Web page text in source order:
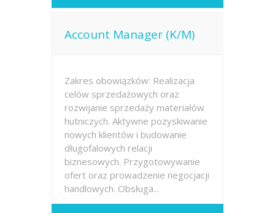
Account Manager (K/M)
Zakres obowiązków: Realizacja
celów sprzedażowych oraz
rozwijanie sprzedaży materiałów
hutniczych. Aktywne pozyskiwanie
nowych klientów i budowanie
długofalowych relacji
biznesowych. Przygotowywanie
ofert oraz prowadzenie negocjacji
handlowych. Obsługa...